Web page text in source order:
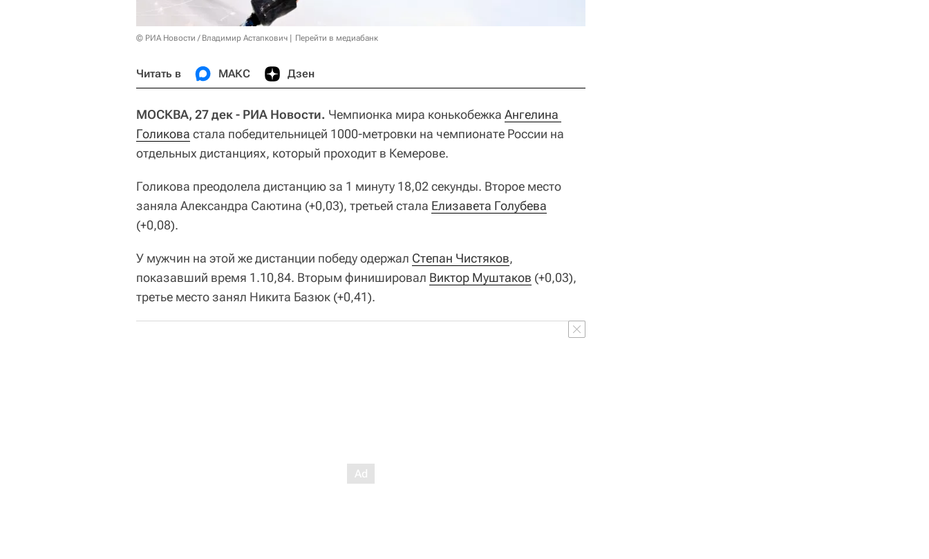
© РИА Новости / Владимир Астапкович Перейти в медиабанк
Читать в МАКС Дзен
МОСКВА, 27 дек - РИА Новости. Чемпионка мира конькобежка Ангелина
Голикова стала победительницей 1000-метровки на чемпионате России на
отдельных дистанциях, который проходит в Кемерове.
Голикова преодолела дистанцию за 1 минуту 18,02 секунды. Второе место
заняла Александра Саютина (+0,03), третьей стала Елизавета Голубева
(+0,08).
У мужчин на этой же дистанции победу одержал Степан Чистяков,
показавший время 1.10,84. Вторым финишировал Виктор Муштаков (+0,03),
третье место занял Никита Базюк (+0,41).